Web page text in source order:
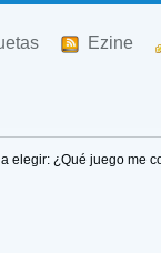
Ezine
elegir: ¿Qué juego me